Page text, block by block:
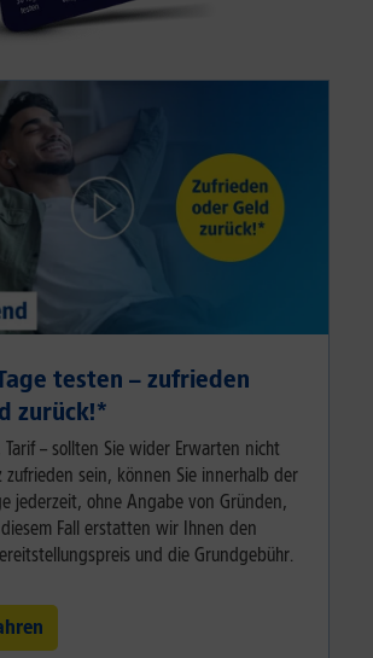
testen – zufrieden
zurück!⁠*
– sollten Sie wider Erwarten nicht
zufrieden sein, können Sie innerhalb der
jederzeit, ohne Angabe von Gründen,
Fall erstatten wir Ihnen den
und die Grundgebühr.